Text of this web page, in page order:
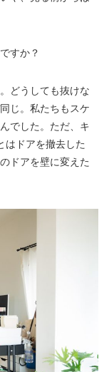
すか？
どうしても抜けな
じ。私たちもスケ
でした。ただ、キ
はドアを撤去した
ドアを壁に変えた